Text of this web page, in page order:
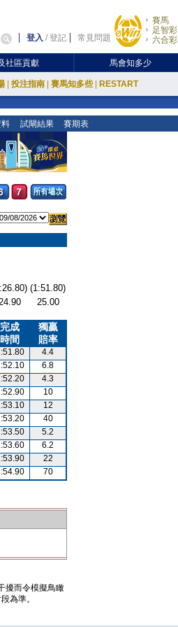
登入 /登記 常見問題
賽馬
足智彩
六合彩
社區貢獻 馬會知多少
投注指南 賽馬知多些 RESTART
試閘結果 賽期表
(1:51.80)
25.00
完成
時間
獨贏
賠率
4.4
6.8
4.3
10
12
40
5.2
6.2
22
70
擾而令模擬鳥瞰
為準。